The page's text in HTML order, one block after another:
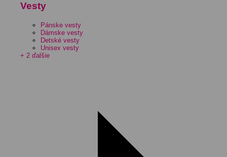
Vesty
Pánske vesty
Dámske vesty
Detské vesty
Unisex vesty
+ 2 ďalšie